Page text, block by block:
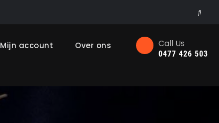
Search
Mijn account Over ons Call Us
0477 426 503